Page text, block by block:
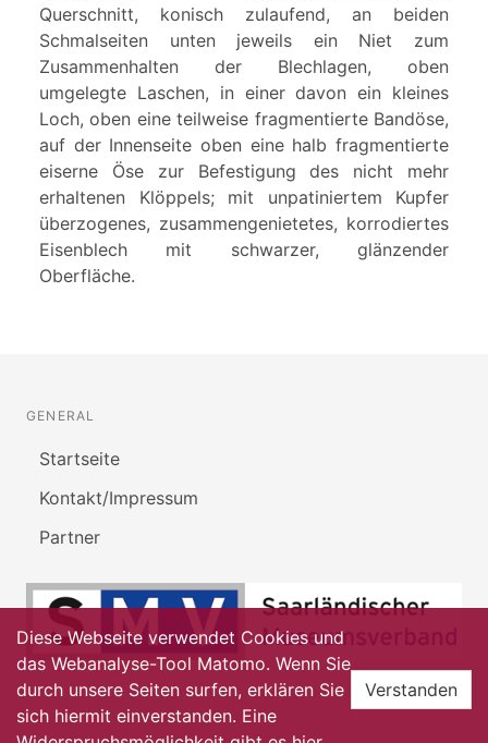
Querschnitt, konisch zulaufend, an beiden
Schmalseiten unten jeweils ein Niet zum
Zusammenhalten der Blechlagen, oben
umgelegte Laschen, in einer davon ein kleines
Loch, oben eine teilweise fragmentierte Bandöse,
auf der Innenseite oben eine halb fragmentierte
eiserne Öse zur Befestigung des nicht mehr
erhaltenen Klöppels; mit unpatiniertem Kupfer
überzogenes, zusammengenietetes, korrodiertes
Eisenblech mit schwarzer, glänzender
Oberfläche.
GENERAL
Startseite
Kontakt/Impressum
Partner
Diese Webseite verwendet Cookies und
das Webanalyse-Tool Matomo. Wenn Sie
durch unsere Seiten surfen, erklären Sie
sich hiermit einverstanden. Eine
Verstanden